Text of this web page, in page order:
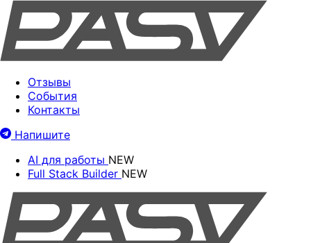
Отзывы
События
Контакты
Напишите
AI для работы NEW
Full Stack Builder NEW